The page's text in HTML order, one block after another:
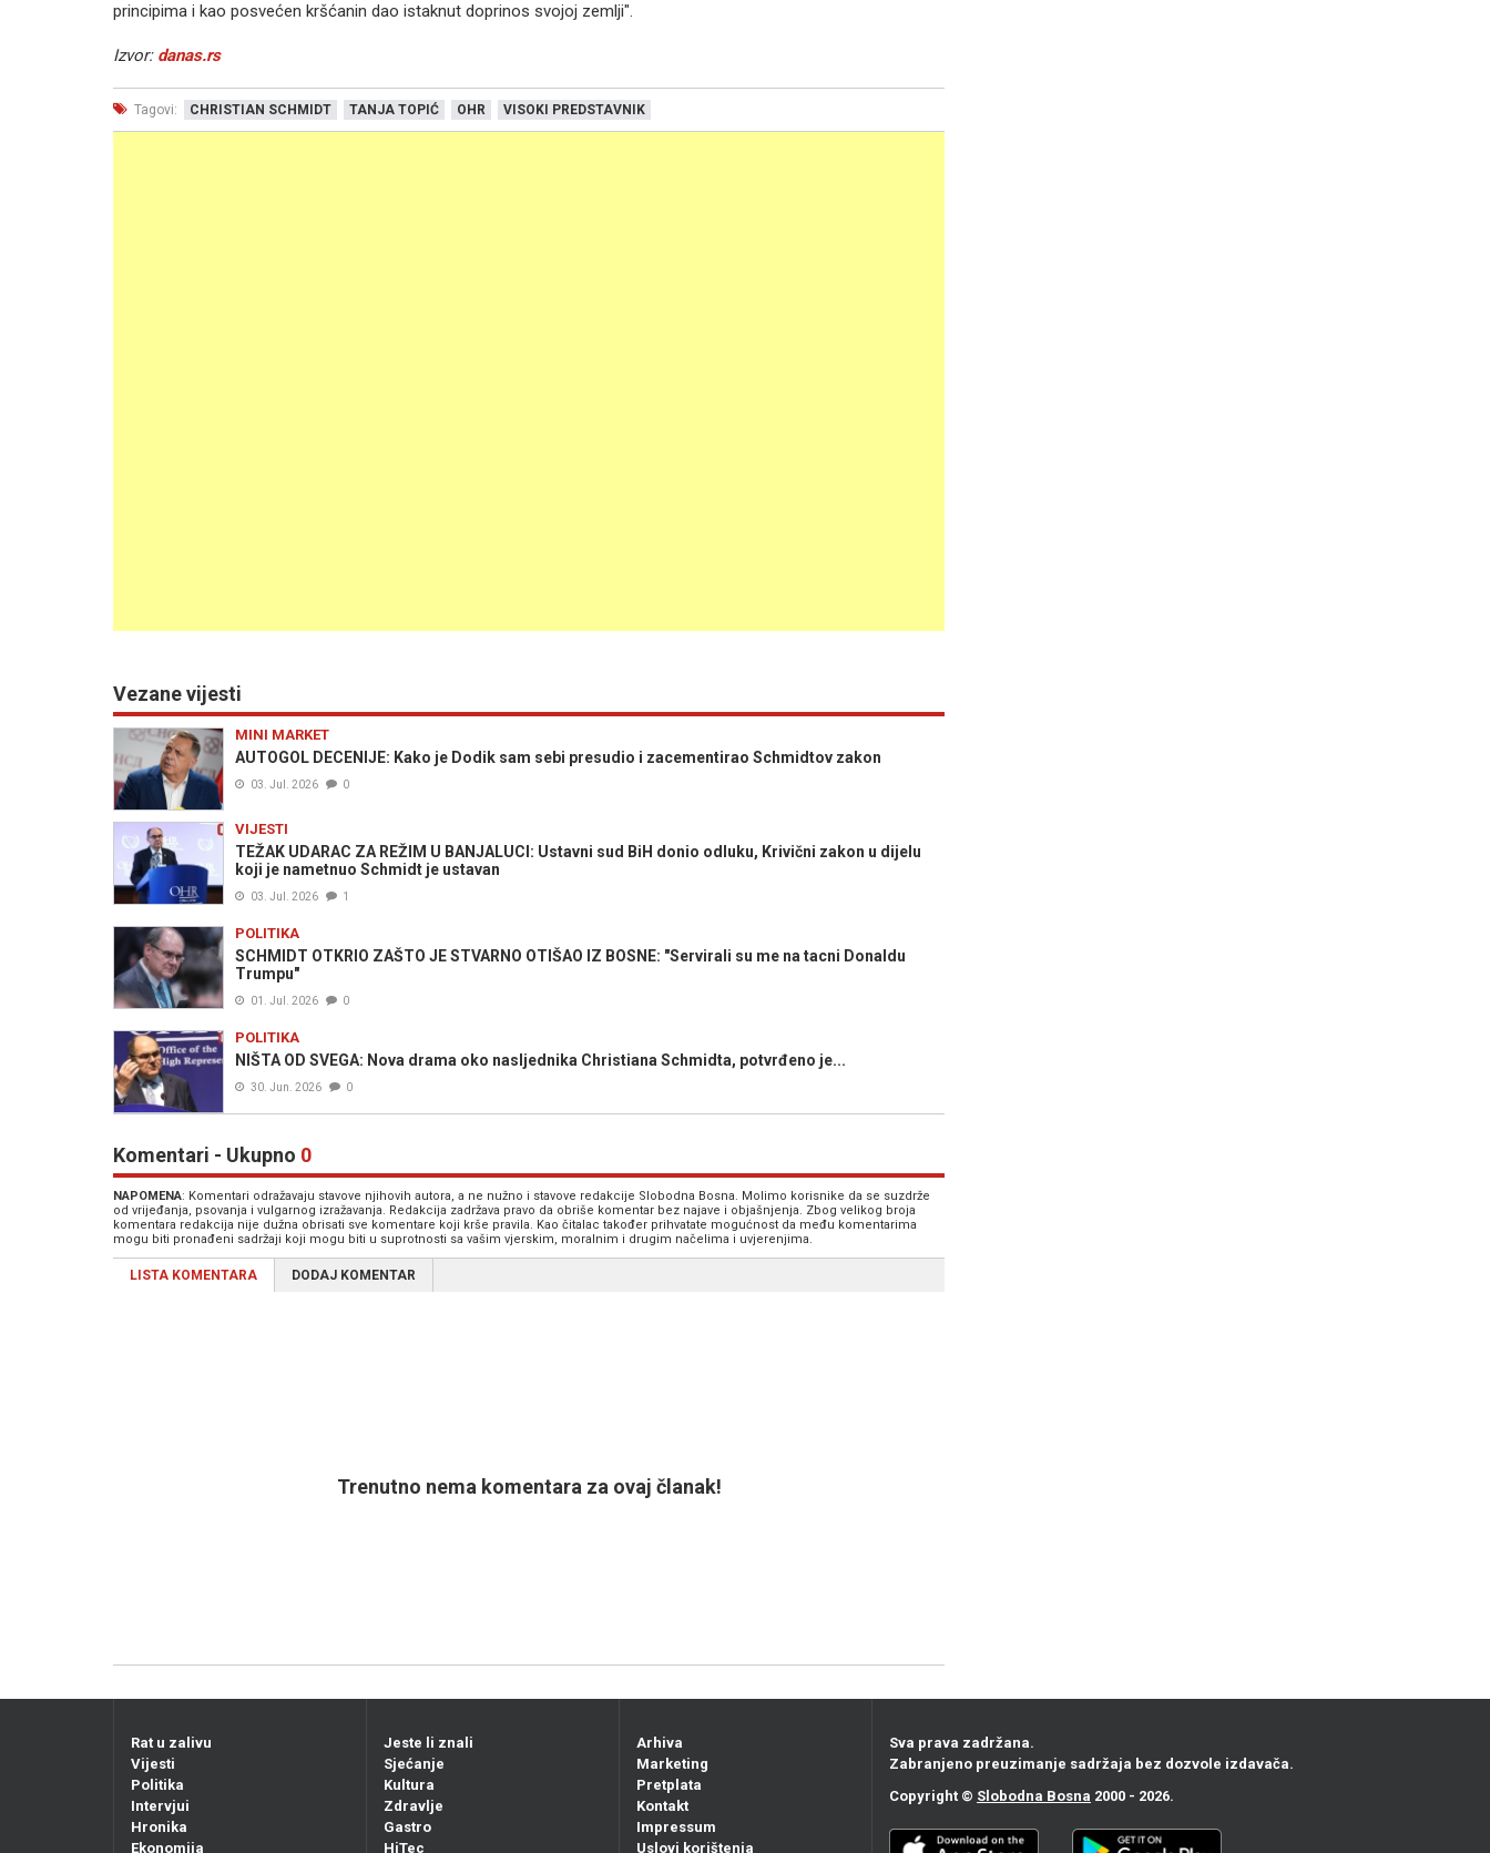
principima i kao posvećen kršćanin dao istaknut doprinos svojoj zemlji".
Izvor: danas.rs
Tagovi: CHRISTIAN SCHMIDT TANJA TOPIĆ OHR VISOKI PREDSTAVNIK
Vezane vijesti
MINI MARKET
AUTOGOL DECENIJE: Kako je Dodik sam sebi presudio i zacementirao Schmidtov zakon
03. Jul. 2026 0
VIJESTI
TEŽAK UDARAC ZA REŽIM U BANJALUCI: Ustavni sud BiH donio odluku, Krivični zakon u dijelu
koji je nametnuo Schmidt je ustavan
03. Jul. 2026 1
POLITIKA
SCHMIDT OTKRIO ZAŠTO JE STVARNO OTIŠAO IZ BOSNE: "Servirali su me na tacni Donaldu
Trumpu"
01. Jul. 2026 0
POLITIKA
NIŠTA OD SVEGA: Nova drama oko nasljednika Christiana Schmidta, potvrđeno je...
30. Jun. 2026 0
Komentari - Ukupno 0
NAPOMENA: Komentari odražavaju stavove njihovih autora, a ne nužno i stavove redakcije Slobodna Bosna. Molimo korisnike da se suzdrže
od vrijeđanja, psovanja i vulgarnog izražavanja. Redakcija zadržava pravo da obriše komentar bez najave i objašnjenja. Zbog velikog broja
komentara redakcija nije dužna obrisati sve komentare koji krše pravila. Kao čitalac također prihvatate mogućnost da među komentarima
mogu biti pronađeni sadržaji koji mogu biti u suprotnosti sa vašim vjerskim, moralnim i drugim načelima i uvjerenjima.
LISTA KOMENTARA DODAJ KOMENTAR
Trenutno nema komentara za ovaj članak!
Rat u zalivu
Vijesti
Politika
Intervjui
Hronika
Ekonomija
Jeste li znali
Sjećanje
Kultura
Zdravlje
Gastro
HiTec
Arhiva
Marketing
Pretplata
Kontakt
Impressum
Uslovi korištenja
Sva prava zadržana.
Zabranjeno preuzimanje sadržaja bez dozvole izdavača.
Copyright © Slobodna Bosna 2000 - 2026.